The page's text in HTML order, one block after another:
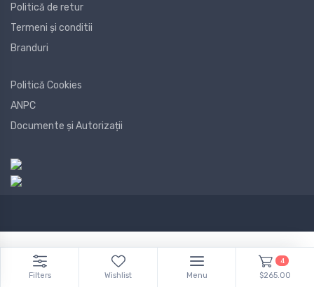
Politică de retur
Termeni și conditii
Branduri
Politică Cookies
ANPC
Documente și Autorizații
Filters Wishlist Menu
4
$265.00